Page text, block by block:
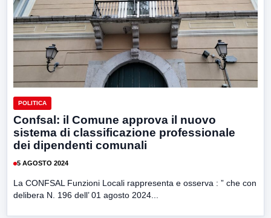
POLITICA
Confsal: il Comune approva il nuovo
sistema di classificazione professionale
dei dipendenti comunali
5 AGOSTO 2024
La CONFSAL Funzioni Locali rappresenta e osserva : ” che con
delibera N. 196 dell’ 01 agosto 2024...